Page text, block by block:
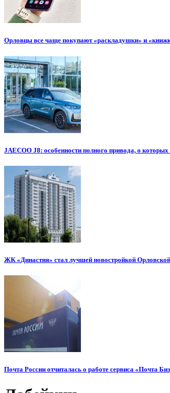
Орловцы все чаще покупают «раскладушки» и
JAECOO J8: особенности полного привода, о
ЖК «Династия» стал лучшей новостройкой
Почта России отчиталась о работе сервиса «Почта